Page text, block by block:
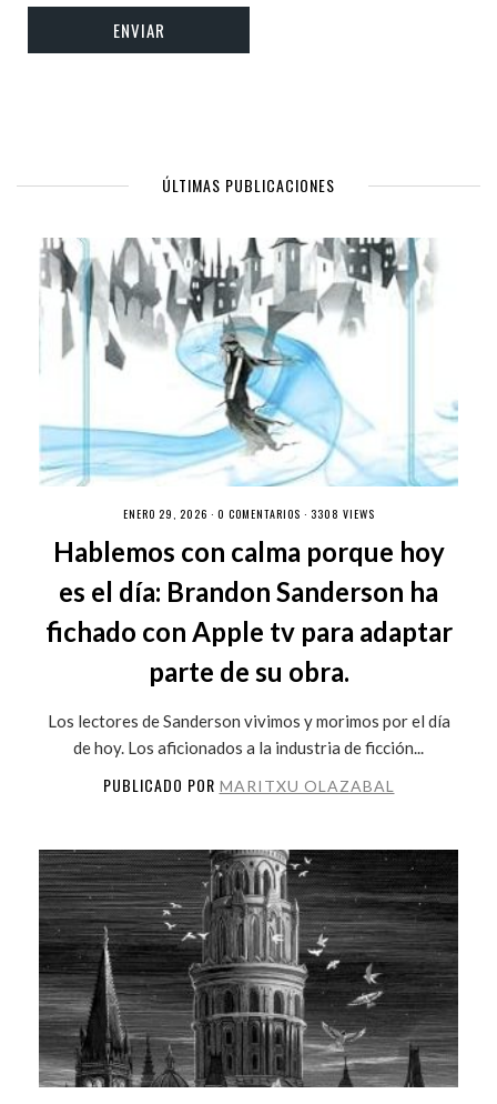
ÚLTIMAS PUBLICACIONES
ENERO 29, 2026 · 0 COMENTARIOS · 3308 VIEWS
Hablemos con calma porque hoy
es el día: Brandon Sanderson ha
fichado con Apple tv para adaptar
parte de su obra.
Los lectores de Sanderson vivimos y morimos por el día
de hoy. Los aficionados a la industria de ficción...
PUBLICADO POR MARITXU OLAZABAL